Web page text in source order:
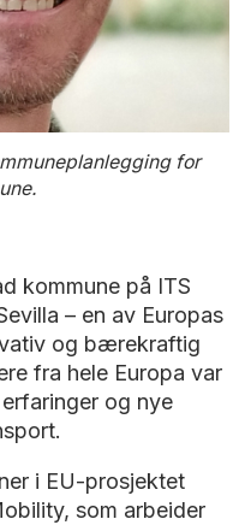
for
kommune på ITS
– en av Europas
og bærekraftig
fra hele Europa var
og nye
i EU-prosjektet
som arbeider